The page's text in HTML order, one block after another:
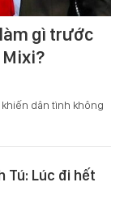
gì trước
dân tình không
Tú: Lúc đi hết